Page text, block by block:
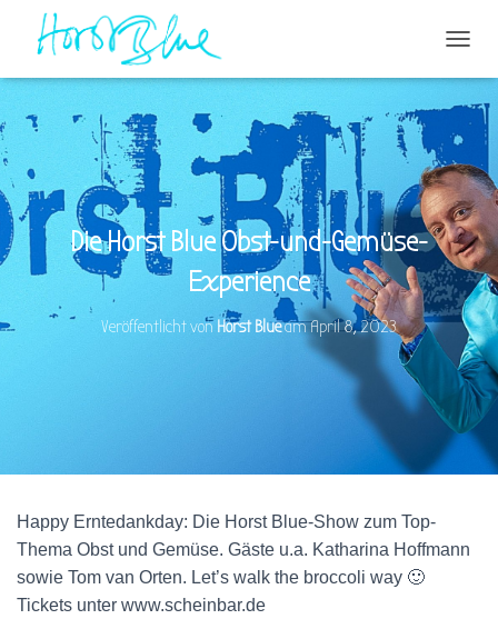
A
G
A
I
O
N
U
M
S
C
H
A
L
T
E
Die Horst Blue Obst-und-Gemüse-
Experience
Veröffentlicht von Horst BlueamApril 8, 2023
Happy Erntedankday: Die Horst Blue-Show zum Top-
Thema Obst und Gemüse. Gäste u.a. Katharina Hoffmann
sowie Tom van Orten. Let’s walk the broccoli way 🙂
Tickets unter www.scheinbar.de